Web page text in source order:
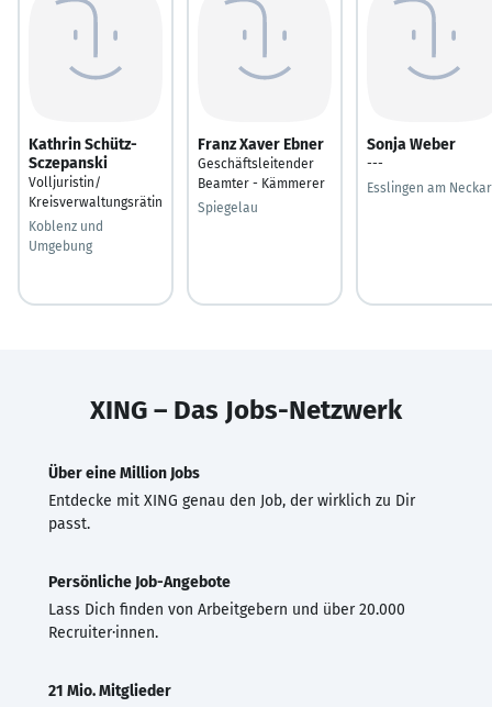
Kathrin Schütz-
Sczepanski
Volljuristin/
Kreisverwaltungsrätin
Koblenz und
Umgebung
Franz Xaver Ebner
Geschäftsleitender
Beamter - Kämmerer
Spiegelau
Sonja Weber
---
Esslingen am Neckar
XING – Das Jobs-Netzwerk
Über eine Million Jobs
Entdecke mit XING genau den Job, der wirklich zu Dir
passt.
Persönliche Job-Angebote
Lass Dich finden von Arbeitgebern und über 20.000
Recruiter·innen.
21 Mio. Mitglieder